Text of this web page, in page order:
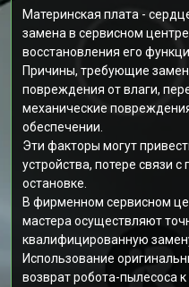
Материнская плата -
замена в сервисном
восстановления его
Причины, требующие
повреждения от влаги,
механические
обеспечении.
Эти факторы могут
устройства, потере связи
остановке.
В фирменном сервисном
мастера осуществляют
квалифицированную
Использование
возврат робота-пылесоса